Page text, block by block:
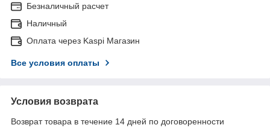
Безналичный расчет
Наличный
Оплата через Kaspi Магазин
Все условия оплаты
Условия возврата
Возврат товара в течение 14 дней по договоренности